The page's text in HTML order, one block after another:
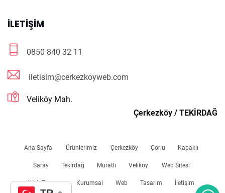
İLETIŞIM
0850 840 32 11
iletisim@cerkezkoyweb.com
Veliköy Mah.
Çerkezköy / TEKİRDAĞ
Ana Sayfa Ürünlerimiz Çerkezköy Çorlu Kapaklı
Saray Tekirdağ Muratlı Veliköy Web Sitesi
Web Tasarım Kurumsal Web Tasarım İletişim